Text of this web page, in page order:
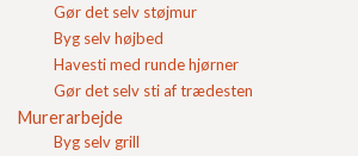
Gør det selv støjmur
Byg selv højbed
Havesti med runde hjørner
Gør det selv sti af trædesten
Murerarbejde
Byg selv grill
Fundablokke og lecablokke i høj kvalitet